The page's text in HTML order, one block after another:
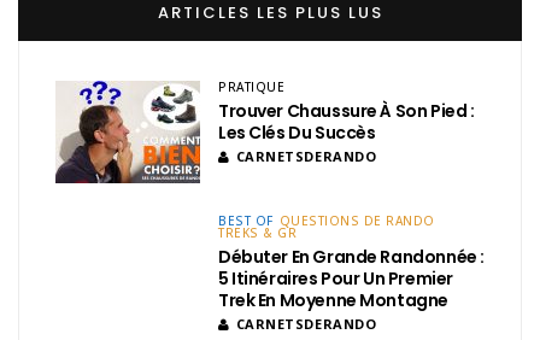
ARTICLES LES PLUS LUS
PRATIQUE
Trouver Chaussure À Son Pied :
Les Clés Du Succès
CARNETSDERANDO
BEST OF QUESTIONS DE RANDO
TREKS & GR
Débuter En Grande Randonnée :
5 Itinéraires Pour Un Premier
Trek En Moyenne Montagne
CARNETSDERANDO